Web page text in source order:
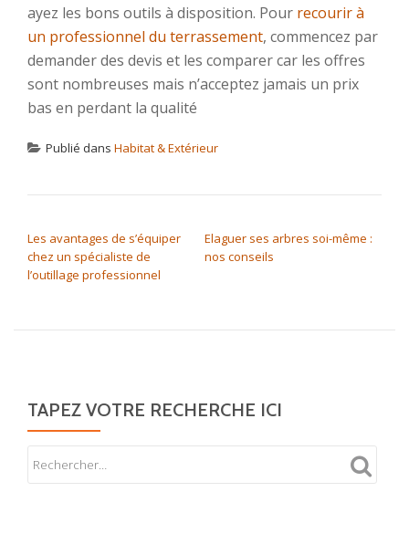
ayez les bons outils à disposition. Pour recourir à
un professionnel du terrassement, commencez par
demander des devis et les comparer car les offres
sont nombreuses mais n’acceptez jamais un prix
bas en perdant la qualité
Publié dans Habitat & Extérieur
Les avantages de s’équiper
chez un spécialiste de
l’outillage professionnel
Elaguer ses arbres soi-même :
nos conseils
TAPEZ VOTRE RECHERCHE ICI